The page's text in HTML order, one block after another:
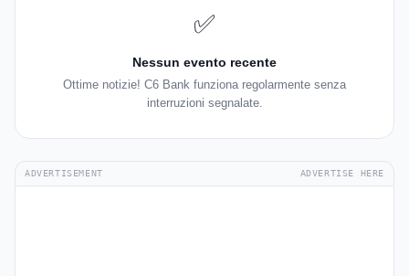
✅
Nessun evento recente
Ottime notizie! C6 Bank funziona regolarmente senza
interruzioni segnalate.
ADVERTISEMENT ADVERTISE HERE